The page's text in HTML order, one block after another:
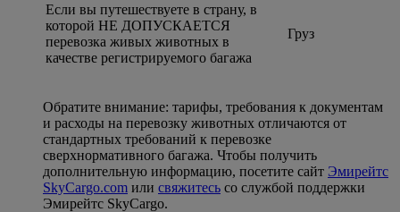
Если вы путешествуете в страну, в
которой НЕ ДОПУСКАЕТСЯ
перевозка живых животных в
качестве регистрируемого багажа
Груз
Обратите внимание: тарифы, требования к документам
и расходы на перевозку животных отличаются от
стандартных требований к перевозке
сверхнормативного багажа. Чтобы получить
дополнительную информацию, посетите сайт Эмирейтс
SkyCargo.com или свяжитесь со службой поддержки
Эмирейтс SkyCargo.